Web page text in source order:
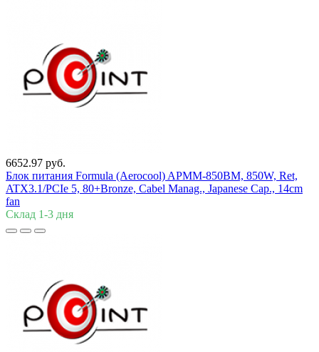
6652.97 руб.
Блок питания Formula (Aerocool) APMM-850BM, 850W, Ret,
ATX3.1/PCIe 5, 80+Bronze, Cabel Manag., Japanese Cap., 14cm
fan
Склад 1-3 дня